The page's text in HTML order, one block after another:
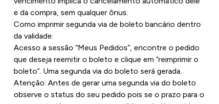
e da compra, sem qualquer ônus.
Como imprimir segunda via de boleto bancário dentro
da validade:
Acesso a sessão “Meus Pedidos”, encontre o pedido
que deseja reemitir o boleto e clique em “reimprimir o
boleto”. Uma segunda via do boleto será gerada.
Atenção: Antes de gerar uma segunda via do boleto
observe o status do seu pedido pois se o prazo para o